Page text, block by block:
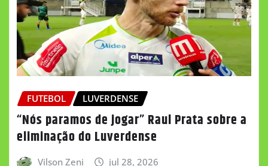
FUTEBOL LUVERDENSE
“Nós paramos de jogar” Raul Prata sobre a
eliminação do Luverdense
Vilson Zeni jul 28, 2026